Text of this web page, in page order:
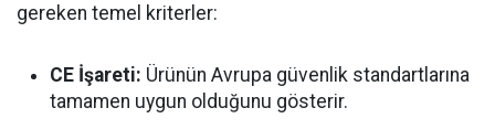
gereken temel kriterler:
CE İşareti: Ürünün Avrupa güvenlik standartlarına
tamamen uygun olduğunu gösterir.